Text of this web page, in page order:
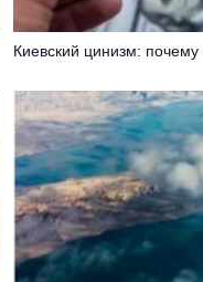
Киевский цинизм: